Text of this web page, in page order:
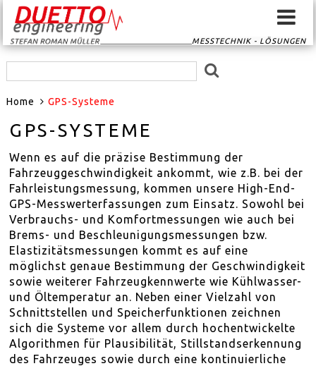
MESSTECHNIK - LÖSUNGEN
HOME
GPS-SYSTEME
EVENTSCAN
SENSORIK
MESSTECHNIK
VERTRIEBSPARTNER
AKTUELLES
Home GPS-Systeme
GPS-SYSTEME
Wenn es auf die präzise Bestimmung der
Fahrzeuggeschwindigkeit ankommt, wie z.B. bei der
Fahrleistungsmessung, kommen unsere High-End-
GPS-Messwerterfassungen zum Einsatz. Sowohl bei
Verbrauchs- und Komfortmessungen wie auch bei
Brems- und Beschleunigungsmessungen bzw.
Elastizitätsmessungen kommt es auf eine
möglichst genaue Bestimmung der Geschwindigkeit
sowie weiterer Fahrzeugkennwerte wie Kühlwasser-
und Öltemperatur an. Neben einer Vielzahl von
Schnittstellen und Speicherfunktionen zeichnen
sich die Systeme vor allem durch hochentwickelte
Algorithmen für Plausibilität, Stillstandserkennung
des Fahrzeuges sowie durch eine kontinuierliche